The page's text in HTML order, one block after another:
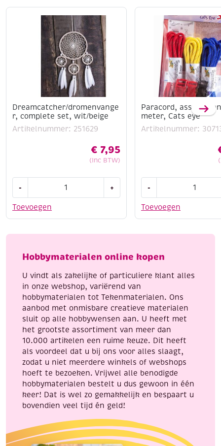
Dreamcatcher/dromenvange
r, complete set, wit/beige
Artikelnummer: 251629
€ 7,95
(Inc BTW)
Toevoegen
-
set,
+
Paracord,
meter, Cats eye
Artikelnummer:
Toevoegen
-
3
meter,
eye
Hobbymaterialen online kopen
U vindt als zakelijke of particuliere klant alles
in onze webshop, variërend van
hobbymaterialen tot Tekenmaterialen. Ons
aanbod met onmisbare creatieve materialen
sluit op alle hobbywensen aan. U heeft met
het grootste assortiment van meer dan
10.000 artikelen een ruime keuze. Dit heeft
als voordeel dat u bij ons voor alles slaagt,
zodat u niet meerdere winkels of webshops
hoeft te bezoeken. Vrijwel alle benodigde
hobbymaterialen bestelt u dus gewoon in één
keer! Dat is wel zo gemakkelijk en bespaart u
bovendien veel tijd én geld!